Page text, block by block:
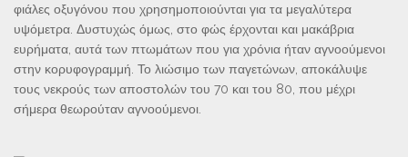
φιάλες οξυγόνου που χρησημοποιούνται για τα μεγαλύτερα
υψόμετρα. Δυστυχώς όμως, στο φώς έρχονται και μακάβρια
ευρήματα, αυτά των πτωμάτων που για χρόνια ήταν αγνοούμενοι
στην κορυφογραμμή. Το λιώσιμο των παγετώνων, αποκάλυψε
τους νεκρούς των αποστολών του 70 και του 80, που μέχρι
σήμερα θεωρούταν αγνοούμενοι.